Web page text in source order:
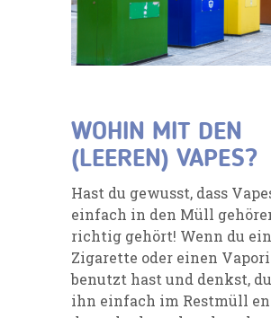
WOHIN MIT DEN
(LEEREN) VAPES?
Hast du gewusst, dass
einfach in den Müll
richtig gehört! Wenn du
Zigarette oder einen
benutzt hast und denkst,
ihn einfach im Restmüll